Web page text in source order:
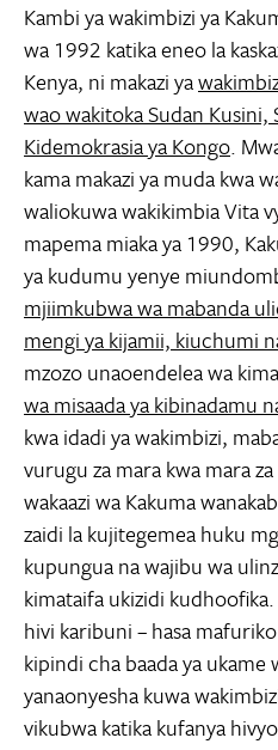
Kambi ya wakimbizi ya
wa 1992 katika eneo la
Kenya, ni makazi ya
wao wakitoka Sudan Kusini,
Kidemokrasia ya Kongo.
kama makazi ya muda kwa
waliokuwa wakikimbia Vita
mapema miaka ya 1990,
ya kudumu yenye
mjiimkubwa wa mabanda
mengi ya kijamii, kiuchumi
mzozo unaoendelea wa
wa misaada ya kibinadamu
kwa idadi ya wakimbizi,
vurugu za mara kwa mara
wakaazi wa Kakuma
zaidi la kujitegemea huku
kupungua na wajibu wa
kimataifa ukizidi
hivi karibuni – hasa
kipindi cha baada ya ukame
yanaonyesha kuwa
vikubwa katika kufanya